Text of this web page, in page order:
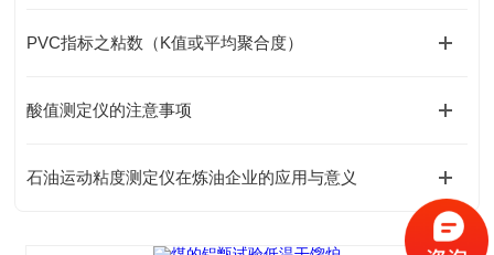
PVC指标之粘数（K值或平均聚合度）
酸值测定仪的注意事项
石油运动粘度测定仪在炼油企业的应用与意义